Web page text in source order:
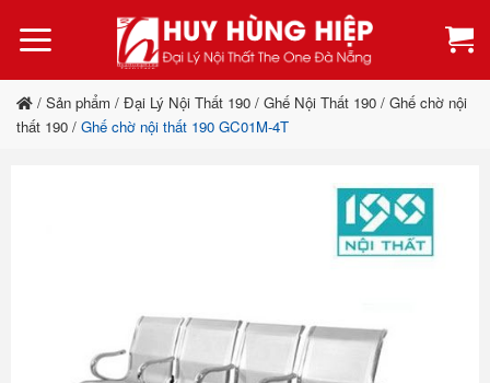
qua
dung
/ Sản phẩm / Đại Lý Nội Thất 190 / Ghế Nội Thất 190 / Ghế chờ nội
thất 190 / Ghế chờ nội thất 190 GC01M-4T